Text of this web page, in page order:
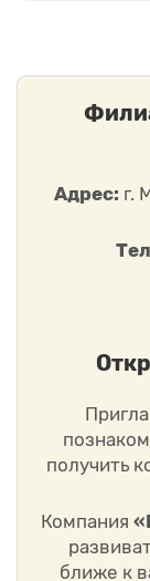
Адрес: г.
получить
Компания
ближе к